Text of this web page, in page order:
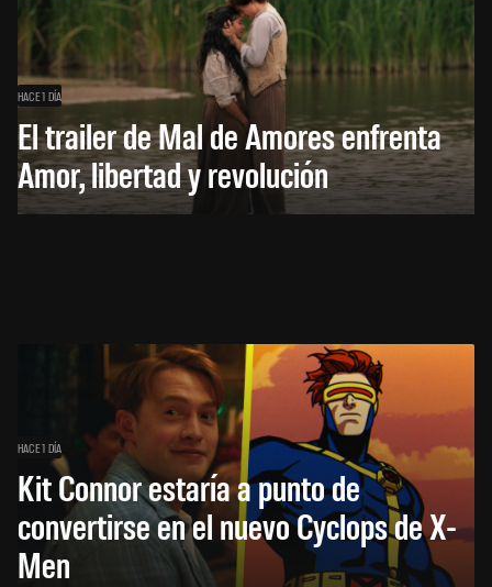
HACE 1 DÍA
El trailer de Mal de Amores enfrenta
Amor, libertad y revolución
HACE 1 DÍA
Kit Connor estaría a punto de
convertirse en el nuevo Cyclops de X-
Men